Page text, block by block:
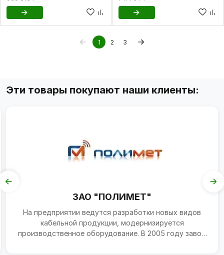
1 2 3
Эти товары покупают наши клиенты:
ЗАО "ПОЛИМЕТ"
На предприятии ведутся разработки новых видов
кабельной продукции, модернизируется
производственное оборудование. В 2005 году завод